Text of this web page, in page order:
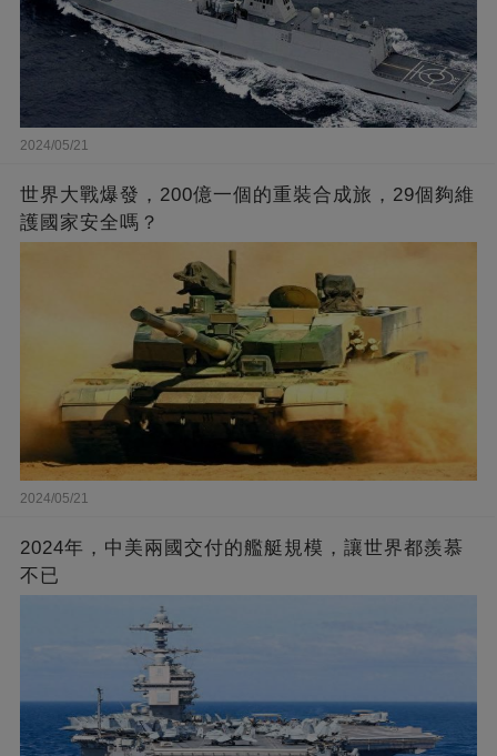
2024/05/21
世界大戰爆發，200億一個的重裝合成旅，29個夠維
護國家安全嗎？
2024/05/21
2024年，中美兩國交付的艦艇規模，讓世界都羨慕
不已